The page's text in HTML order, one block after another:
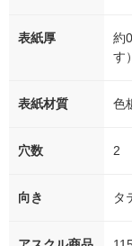
表紙厚
約
す）
表紙材質 色
穴数 2
向き タ